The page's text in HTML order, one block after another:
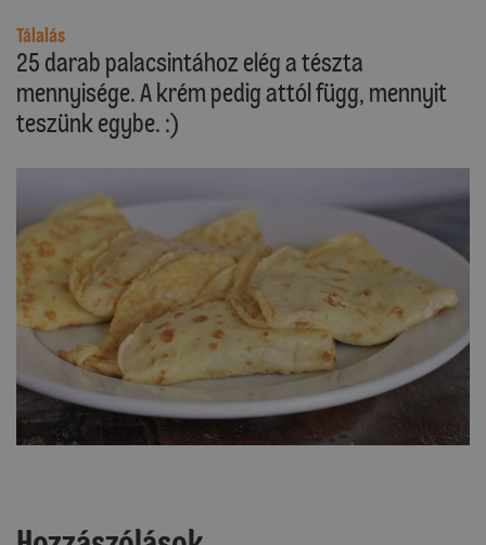
Tálalás
25 darab palacsintához elég a tészta
mennyisége. A krém pedig attól függ, mennyit
teszünk egybe. :)